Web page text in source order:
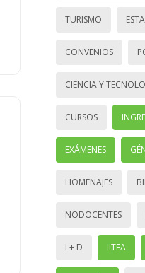
TURISMO
CONVENIOS
CIENCIA Y
CURSOS
EXÁMENES
HOMENAJES
NODOCENTES
I + D IITEA